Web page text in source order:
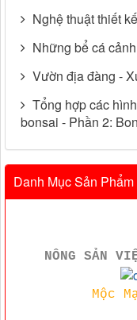
Nghệ thuật thiết
Những bể cá
Vườn địa đàng -
Tổng hợp các
bonsai - Phần 2:
Danh Mục Sản
NÔNG SẢN
Mộc